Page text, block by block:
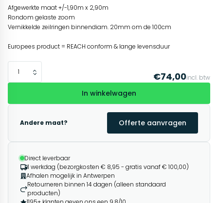
Afgewerkte maat +/-1,90m x 2,90m
Rondom gelaste zoom
Vernikkelde zeilringen binnendiam. 20mm om de 100cm
Europees product = REACH conform & lange levensduur
€74,00incl. btw
In winkelwagen
Andere maat? Offerte aanvragen
Direct leverbaar
1 werkdag (bezorgkosten € 8,95 - gratis vanaf € 100,00)
Afhalen mogelijk in Antwerpen
Retourneren binnen 14 dagen (alleen standaard
producten)